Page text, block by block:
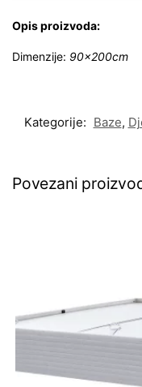
Opis proizvoda:
Dimenzije: 90x200cm
Kategorije: Baze,
Povezani